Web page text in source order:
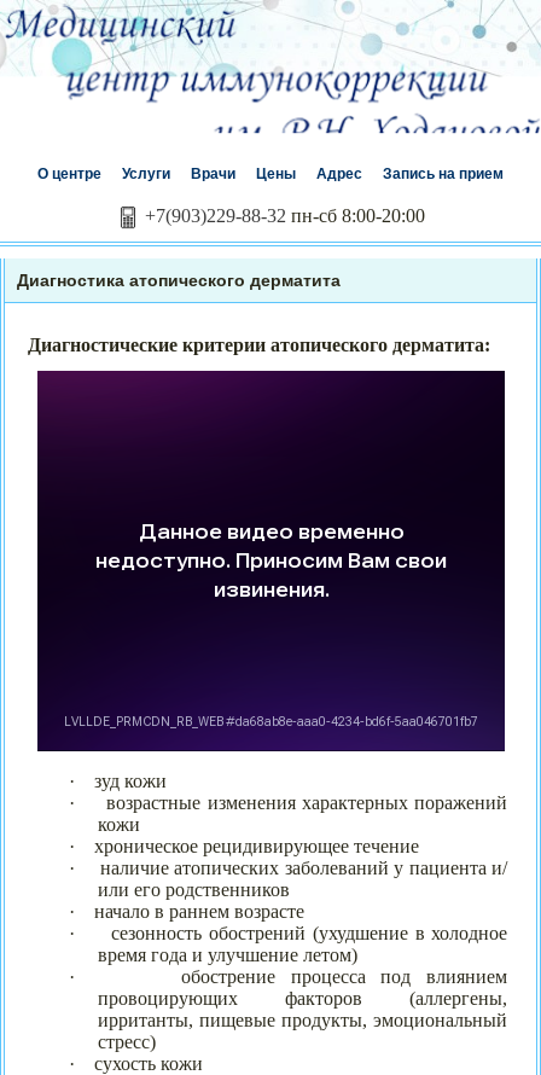
О центре Услуги Врачи Цены Адрес Запись на прием
+7(903)229-88-32 пн-сб 8:00-20:00
Диагностика атопического дерматита
Диагностические критерии атопического дерматита:
·
зуд кожи
·
возрастные изменения характерных поражений
кожи
·
хроническое рецидивирующее течение
·
наличие атопических заболеваний у пациента и/
или его родственников
·
начало в раннем возрасте
·
сезонность обострений (ухудшение в холодное
время года и улучшение летом)
·
обострение процесса под влиянием
провоцирующих факторов (аллергены,
ирританты, пищевые продукты, эмоциональный
стресс)
·
сухость кожи